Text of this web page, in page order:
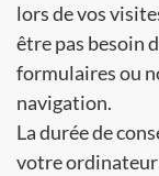
lors de vos
être pas besoin
formulaires ou
navigation.
La durée de
votre ordinateur